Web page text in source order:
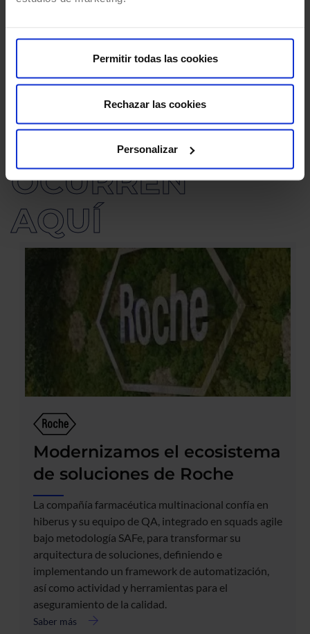
Permitir todas las cookies
Personalizar
Rechazar las cookies
Ir a todos los casos de éxito
LAS COSAS
OCURREN
AQUÍ
Modernizamos el ecosistema
de soluciones de Roche
La compañía farmacéutica multinacional confía en
hiberus y su equipo de QA, integrado en squads agile
bajo metodología SAFe, para transformar su
arquitectura de soluciones, definiendo e
implementando un framework de automatización,
así como actividad y herramientas para el
aseguramiento de la calidad.
Saber más
acerca